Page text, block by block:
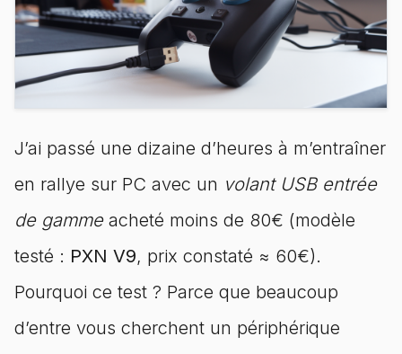
J’ai passé une dizaine d’heures à m’entraîner
en rallye sur PC avec un volant USB entrée
de gammeacheté moins de 80€ (modèle
testé : PXN V9, prix constaté ≈ 60€).
Pourquoi ce test ? Parce que beaucoup
d’entre vous cherchent un périphérique